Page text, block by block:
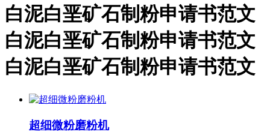
白泥白垩矿石制粉申请书范文
白泥白垩矿石制粉申请书范文
白泥白垩矿石制粉申请书范文
超细微粉磨粉机